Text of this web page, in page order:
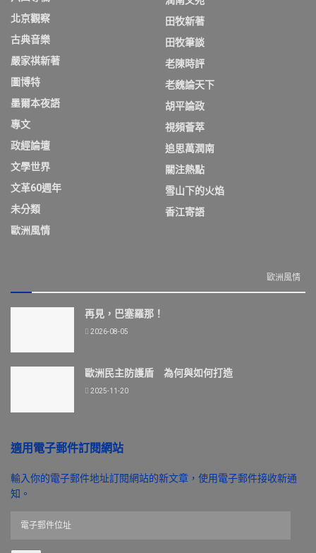
北京觀察
古典音樂
嚴家祺新著
圖博特
墨爾本夜語
專文
政經論壇
文學世界
文革60週年
未分類
歐洲風情
田牧新著
田牧筆談
老陳時評
老魏論天下
胡平論政
視頻薈萃
追思萬潤南
關注熱點
雪山下的火焰
香江寄語
歐洲風情
再見，巴塞羅那！
2026-08-05
歐洲民主防護盾 為何與如何打造
2025-11-20
適用電子郵件訂閱網站
輸入你的電子郵件地址訂閱網站的新文章，使用電子郵件接收新通
知。
郵